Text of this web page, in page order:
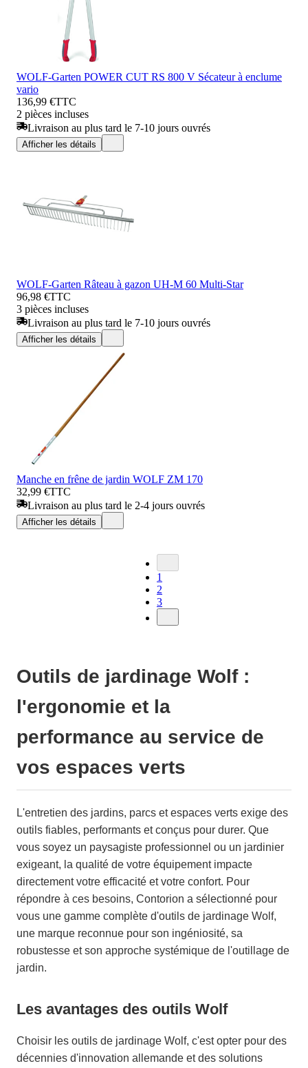
WOLF-Garten POWER CUT RS 800 V Sécateur à enclume
vario
136,99 €TTC
2 pièces incluses
Livraison au plus tard le 7-10 jours ouvrés
Afficher les détails
WOLF-Garten Râteau à gazon UH-M 60 Multi-Star
96,98 €TTC
3 pièces incluses
Livraison au plus tard le 7-10 jours ouvrés
Afficher les détails
Manche en frêne de jardin WOLF ZM 170
32,99 €TTC
Livraison au plus tard le 2-4 jours ouvrés
Afficher les détails
1
2
3
Outils de jardinage Wolf :
l'ergonomie et la
performance au service de
vos espaces verts
L'entretien des jardins, parcs et espaces verts exige des
outils fiables, performants et conçus pour durer. Que
vous soyez un paysagiste professionnel ou un jardinier
exigeant, la qualité de votre équipement impacte
directement votre efficacité et votre confort. Pour
répondre à ces besoins, Contorion a sélectionné pour
vous une gamme complète d'outils de jardinage Wolf,
une marque reconnue pour son ingéniosité, sa
robustesse et son approche systémique de l'outillage de
jardin.
Les avantages des outils Wolf
Choisir les outils de jardinage Wolf, c'est opter pour des
décennies d'innovation allemande et des solutions